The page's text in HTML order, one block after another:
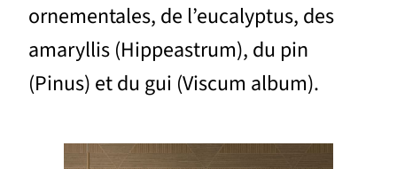
ornementales, de l’eucalyptus, des
amaryllis (Hippeastrum), du pin
(Pinus) et du gui (Viscum album).